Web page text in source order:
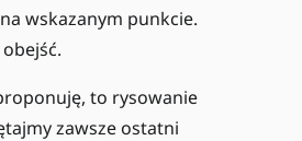
wskazanym punkcie.
to rysowanie
zawsze ostatni